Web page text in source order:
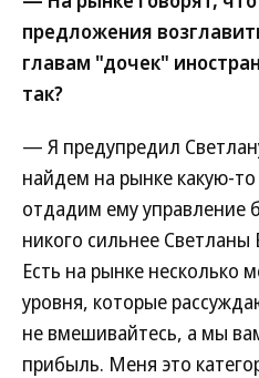
предложения
главам "дочек"
так?
— Я предупредил
найдем на рынке какую-
отдадим ему управление
никого сильнее
Есть на рынке несколько
уровня, которые
не вмешивайтесь, а мы
прибыль. Меня это